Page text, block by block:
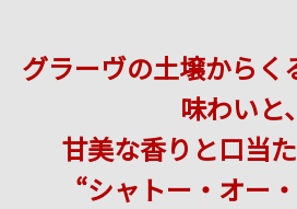
グラーヴの土壌からく
味わいと、
甘美な香りと口当
“シャトー・オー